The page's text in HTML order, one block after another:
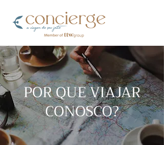
POR QUE VIAJAR
CONOSCO?